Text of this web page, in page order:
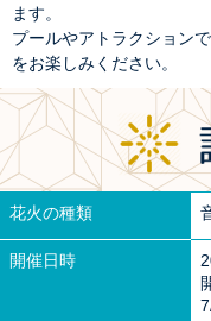
ます。
プールやアトラクション
をお楽しみください。
花火の種類
開催日時